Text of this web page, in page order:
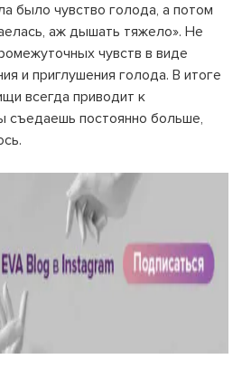
было чувство голода, а потом
аж дышать тяжело». Не
чувств в виде
и приглушения голода. В итоге
всегда приводит к
съедаешь постоянно больше,